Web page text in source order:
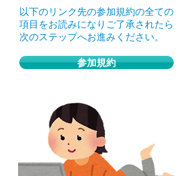
以下のリンク先の参加規約の全ての
項目をお読みになりご了承されたら
次のステップへお進みください。
参加規約